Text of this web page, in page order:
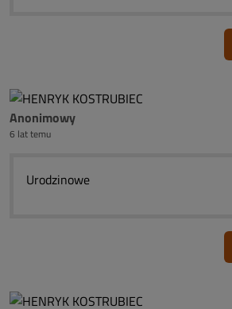
Anonimowy
6 lat temu
Urodzinowe